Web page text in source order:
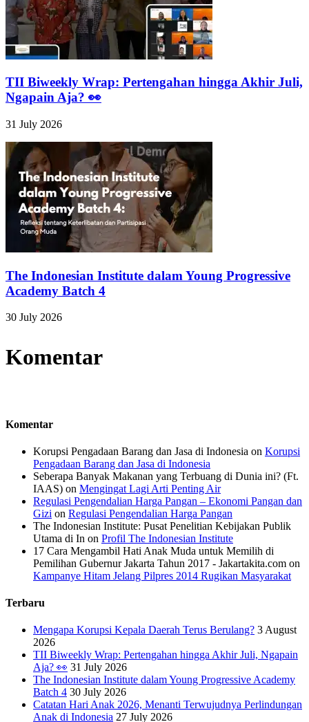
TII Biweekly Wrap: Pertengahan hingga Akhir Juli,
Ngapain Aja? 👀
31 July 2026
The Indonesian Institute dalam Young Progressive
Academy Batch 4
30 July 2026
Komentar
Komentar
Korupsi Pengadaan Barang dan Jasa di Indonesia on Korupsi
Pengadaan Barang dan Jasa di Indonesia
Seberapa Banyak Makanan yang Terbuang di Dunia ini? (Ft.
IAAS) on Mengingat Lagi Arti Penting Air
Regulasi Pengendalian Harga Pangan – Ekonomi Pangan dan
Gizi on Regulasi Pengendalian Harga Pangan
The Indonesian Institute: Pusat Penelitian Kebijakan Publik
Utama di In on Profil The Indonesian Institute
17 Cara Mengambil Hati Anak Muda untuk Memilih di
Pemilihan Gubernur Jakarta Tahun 2017 - Jakartakita.com on
Kampanye Hitam Jelang Pilpres 2014 Rugikan Masyarakat
Terbaru
Mengapa Korupsi Kepala Daerah Terus Berulang? 3 August
2026
TII Biweekly Wrap: Pertengahan hingga Akhir Juli, Ngapain
Aja? 👀 31 July 2026
The Indonesian Institute dalam Young Progressive Academy
Batch 4 30 July 2026
Catatan Hari Anak 2026, Menanti Terwujudnya Perlindungan
Anak di Indonesia 27 July 2026